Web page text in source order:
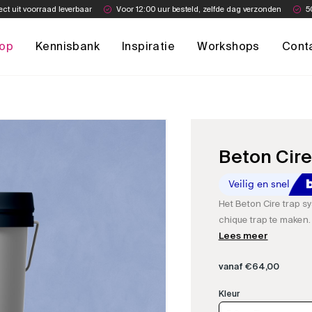
uit voorraad leverbaar Voor 12:00 uur besteld, zelfde dag verzonden
Kennisbank Inspiratie Workshops
Beton
Het Beton Cire trap
chique trap te
maken, kleurstof,
Lees meer
vanaf €64,00